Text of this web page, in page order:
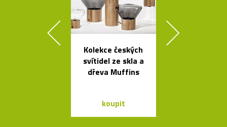
Kolekce českých
svítidel ze skla a
dřeva Muffins
koupit